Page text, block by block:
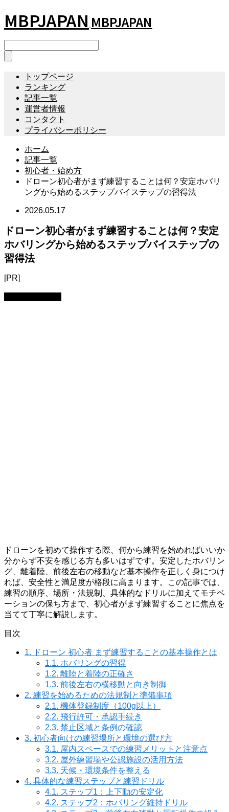
MBPJAPAN MBPJAPAN
トップページ
ランキング
記事一覧
運営者情報
コンタクト
プライバシーポリシー
ホーム
記事一覧
初心者・始め方
ドローン初心者がまず練習することは何？安定ホバリ
ングから始めるステップバイステップの習得法
2026.05.17
ドローン初心者がまず練習することは何？安定
ホバリングから始めるステップバイステップの
習得法
[PR]
ドローンを初めて操作する際、何から練習を始めればいいか
分からず不安を感じる方も多いはずです。安定したホバリン
グ、離着陸、前後左右の移動など基本操作を正しく身につけ
れば、安全性と満足度が格段に高まります。この記事では、
練習の順序、場所・法規制、具体的なドリルに加えてモチベ
ーションの保ち方まで、初心者がまず練習することに焦点を
当てて丁寧に解説します。
目次
1. ドローン 初心者 まず練習することの基本操作とは
1.1. ホバリングの習得
1.2. 離陸と着陸の正確さ
1.3. 前後左右の横移動と向き制御
2. 練習を始めるための法規制と準備事項
2.1. 機体登録制度（100g以上）
2.2. 飛行許可・承認手続き
2.3. 禁止区域と条例の確認
3. 初心者向けの練習場所と環境の選び方
3.1. 屋内スペースでの練習メリットと注意点
3.2. 屋外練習場や公認施設の活用方法
3.3. 天候・環境条件を整える
4. 具体的な練習ステップと練習ドリル
4.1. ステップ1：上下動の安定化
4.2. ステップ2：ホバリング維持ドリル